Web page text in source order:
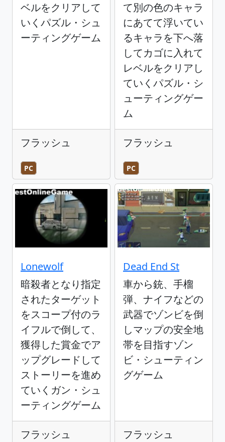
ベルをクリアして
いくパズル・シュ
ーティングゲーム
フラッシュ
PC
て別の色のキャラ
にあてて浮いてい
るキャラを下へ落
してカゴに入れて
レベルをクリアし
ていくパズル・シ
ューティングゲー
ム
フラッシュ
PC
Lonewolf
暗殺者となり指定
されたターゲット
をスコープ付のラ
イフルで倒して、
獲得した賞金でア
ップグレードして
ストーリーを進め
ていくガン・シュ
ーティングゲーム
フラッシュ
Dead End St
車から銃、手榴
弾、ナイフなどの
武器でゾンビを倒
しマップの安全地
帯を目指すゾン
ビ・シューティン
グゲーム
フラッシュ